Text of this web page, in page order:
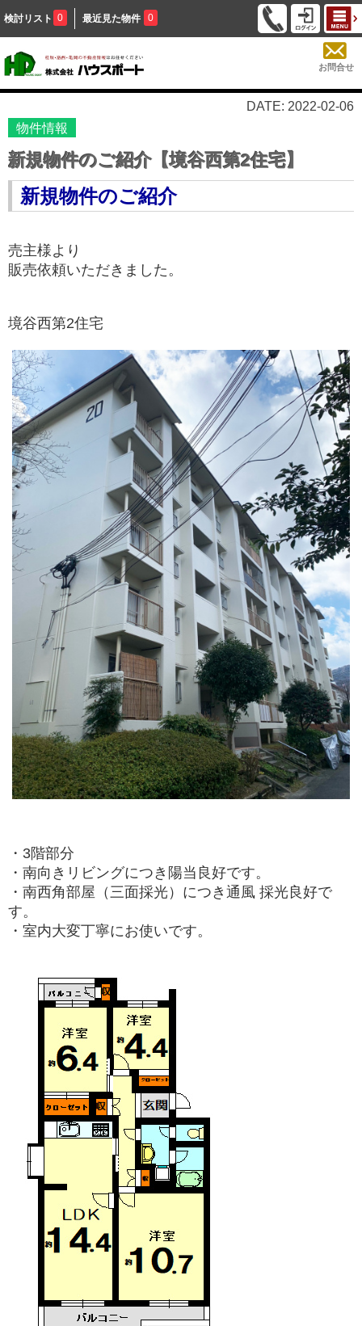
検討リスト 0 最近見た物件 0
お問合せ
DATE: 2022-02-06
物件情報
新規物件のご紹介【境谷西第2住宅】
新規物件のご紹介
売主様より
販売依頼いただきました。
境谷西第2住宅
・3階部分
・南向きリビングにつき陽当良好です。
・南西角部屋（三面採光）につき通風 採光良好で
す。
・室内大変丁寧にお使いです。